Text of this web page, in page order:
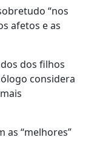
“nos
afetos e as
dos filhos
considera
as “melhores”